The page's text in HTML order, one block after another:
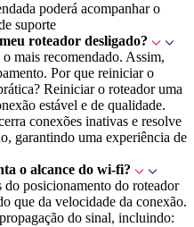
poderá acompanhar o
suporte
roteador desligado?
mais recomendado. Assim,
Por que reiniciar o
Reiniciar o roteador uma
estável e de qualidade.
conexões inativas e resolve
garantindo uma experiência de
o alcance do wi-fi?
posicionamento do roteador
que da velocidade da conexão.
do sinal, incluindo: